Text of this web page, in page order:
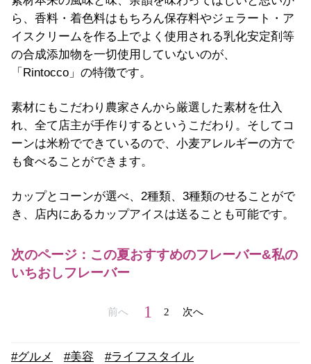
ら、香料・着色料はもちろん保存料やジェラート・ア
イスクリームを作る上でよく使用される乳化安定剤等
の合成添加物を一切使用していないのが、
「Rintocco」の特徴です。
素材にもこだわり農家さんから厳選した素材を仕入
れ、全て店主が手作りするというこだわり。そしてコ
ーンは米粉でできているので、小麦アレルギーの方で
も食べることができます。
カップとコーンが選べ、2種類、3種類のせることがで
き、店内にあるカップアイスは送ることも可能です。
次のページ：この夏おすすめのフレーバー&私の
いちおしフレーバー
前へ 1 2 次へ
#グルメ #美容 #ライフスタイル